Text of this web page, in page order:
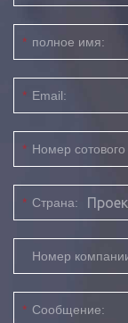
* полное имя:
* Email:
* Номер
* Страна:
Номер
* Сообщение: